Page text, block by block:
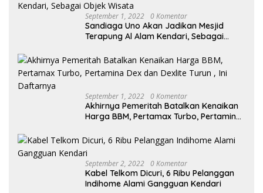
September 1, 2022 0 Komentar
Sandiaga Uno Akan Jadikan Mesjid
Terapung Al Alam Kendari, Sebagai
September 1, 2022 0 Komentar
Akhirnya Pemeritah Batalkan Kenaikan
Harga BBM, Pertamax Turbo, Pertamina
September 2, 2022 0 Komentar
Kabel Telkom Dicuri, 6 Ribu Pelanggan
Indihome Alami Gangguan Kendari